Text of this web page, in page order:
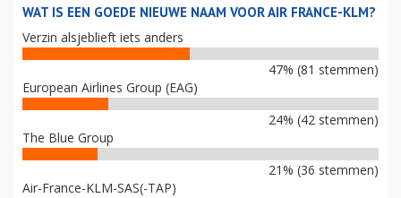
WAT IS EEN GOEDE NIEUWE NAAM VOOR AIR FRANCE-KLM?
Verzin alsjeblieft iets anders
47% (81 stemmen)
European Airlines Group (EAG)
24% (42 stemmen)
The Blue Group
21% (36 stemmen)
Air-France-KLM-SAS(-TAP)